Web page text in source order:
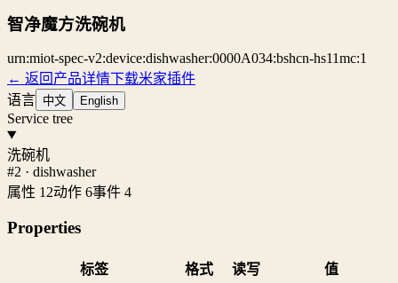
智净魔方洗碗机
urn:miot-spec-v2:device:dishwasher:0000A034:bshcn-hs11mc:1
← 返回产品详情下载米家插件
语言 中文 English
Service tree
洗碗机
#2 · dishwasher
属性 12动作 6事件 4
Properties
标签 格式 读写
值